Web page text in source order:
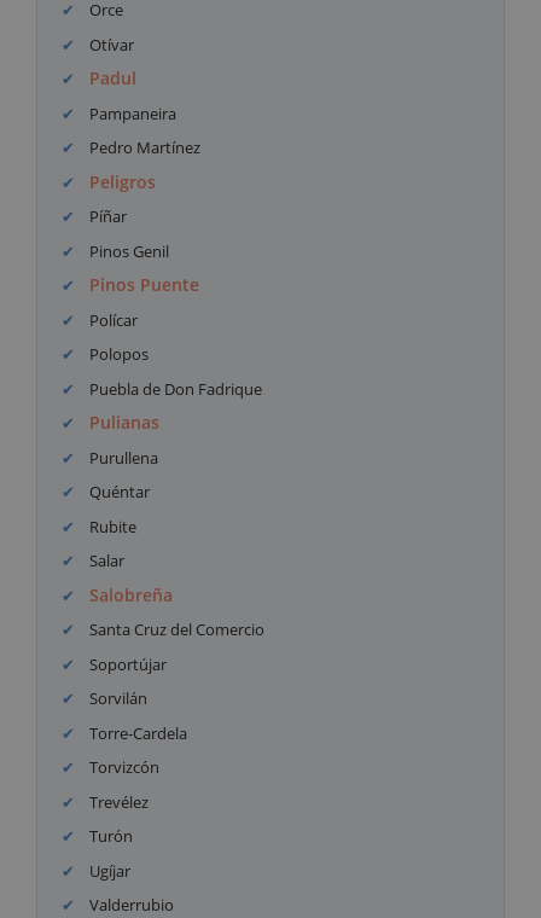
Orce
Otívar
Padul
Pampaneira
Pedro Martínez
Peligros
Píñar
Pinos Genil
Pinos Puente
Polícar
Polopos
Puebla de Don Fadrique
Pulianas
Purullena
Quéntar
Rubite
Salar
Salobreña
Santa Cruz del Comercio
Soportújar
Sorvilán
Torre-Cardela
Torvizcón
Trevélez
Turón
Ugíjar
Valderrubio